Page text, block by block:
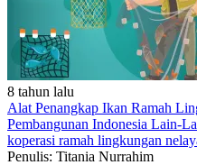
8 tahun lalu
Alat Penangkap Ikan Ramah
Pembangunan Indonesia Lain-
koperasi ramah lingkungan
Penulis: Titania Nurrahim